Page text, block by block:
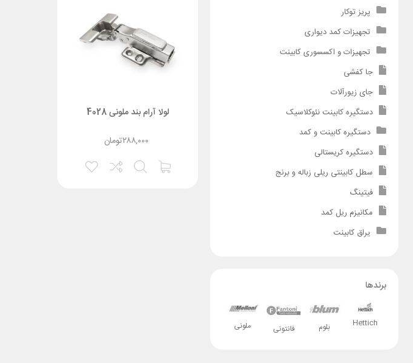
لولا آرام بند ملونی 4028
۲۸۸,۰۰۰تومان
پریز توکار
تجهیزات کمد دیواری
تجهیزات و اکسسوری کابینت
جا کفشی
جای زیورآلات
دستگیره کابینت نئوکلاسیک
دستگیره کابینت و کمد
دستگیره کریستالی
سطل کابینتی ریلی زباله و برنج
فیتینگ
مکانیزم ریل کمد
یراق کابینت
برندها
Hettich بلوم فانتونی ملونی